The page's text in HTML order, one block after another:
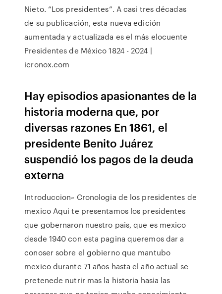
Nieto. “Los presidentes”. A casi tres décadas
de su publicación, esta nueva edición
aumentada y actualizada es el más elocuente
Presidentes de México 1824 - 2024 |
icronox.com
Hay episodios apasionantes de la
historia moderna que, por
diversas razones En 1861, el
presidente Benito Juárez
suspendió los pagos de la deuda
externa
Introduccion~ Cronologia de los presidentes de
mexico Aqui te presentamos los presidentes
que gobernaron nuestro pais, que es mexico
desde 1940 con esta pagina queremos dar a
conoser sobre el gobierno que mantubo
mexico durante 71 años hasta el año actual se
pretenede nutrir mas la historia hasia las